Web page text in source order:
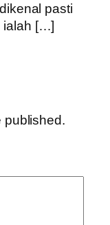
pasti
ialah […]
published.